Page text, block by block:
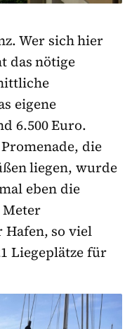
Wer sich hier
das nötige
eigene
6.500 Euro.
die
liegen, wurde
eben die
so viel
Liegeplätze für